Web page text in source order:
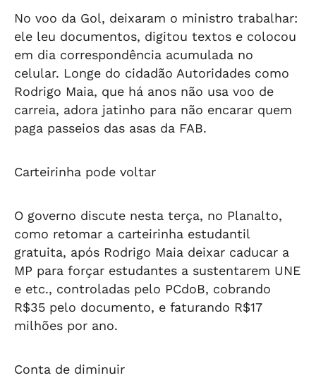
No voo da Gol, deixaram o ministro trabalhar:
ele leu documentos, digitou textos e colocou
em dia correspondência acumulada no
celular. Longe do cidadão Autoridades como
Rodrigo Maia, que há anos não usa voo de
carreia, adora jatinho para não encarar quem
paga passeios das asas da FAB.
Carteirinha pode voltar
O governo discute nesta terça, no Planalto,
como retomar a carteirinha estudantil
gratuita, após Rodrigo Maia deixar caducar a
MP para forçar estudantes a sustentarem UNE
e etc., controladas pelo PCdoB, cobrando
R$35 pelo documento, e faturando R$17
milhões por ano.
Conta de diminuir